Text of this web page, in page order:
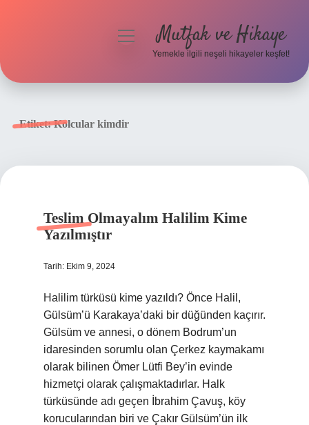
menüyüMutfak ve Hikaye
Yemekle ilgili neşeli hikayeler keşfet!
Etiket:Kolcular kimdir
Teslim Olmayalım Halilim Kime
Yazılmıştır
Tarih: Ekim 9, 2024
Halilim türküsü kime yazıldı? Önce Halil,
Gülsüm’ü Karakaya’daki bir düğünden kaçırır.
Gülsüm ve annesi, o dönem Bodrum’un
idaresinden sorumlu olan Çerkez kaymakamı
olarak bilinen Ömer Lütfi Bey’in evinde
hizmetçi olarak çalışmaktadırlar. Halk
türküsünde adı geçen İbrahim Çavuş, köy
korucularından biri ve Çakır Gülsüm’ün ilk